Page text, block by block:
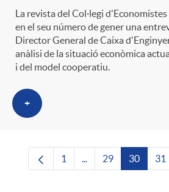
La revista del Col·legi
en el seu número de gener una
Director General de Caixa
anàlisi de la situació econòmica
i del model cooperatiu.
+
Pàgina
1 ...PàginesPàgina
29 Pàgina
30 31